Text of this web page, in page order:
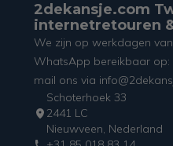
2dekansje.com
internetretouren
We zijn op werkdagen
WhatsApp bereikbaar op:
mail ons via
Schoterhoek 33
2441 LC
Nieuwveen, Nederland